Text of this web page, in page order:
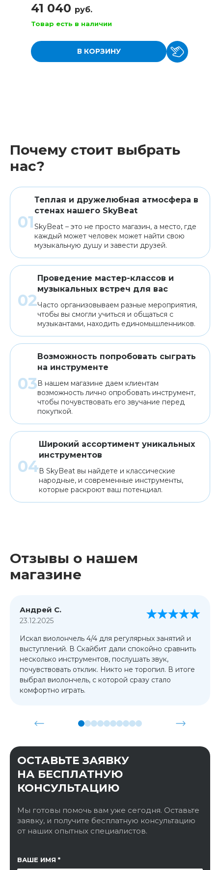
41 040 руб.
Товар есть в наличии
В КОРЗИНУ
Почему стоит выбрать
нас?
Теплая и дружелюбная атмосфера в
стенах нашего SkyBeat
SkyBeat – это не просто магазин, а место, где
каждый может человек может найти свою
музыкальную душу и завести друзей.
Проведение мастер-классов и
музыкальных встреч для вас
Часто организовываем разные мероприятия,
чтобы вы смогли учиться и общаться с
музыкантами, находить единомышленников.
Возможность попробовать сыграть
на инструменте
В нашем магазине даем клиентам
возможность лично опробовать инструмент,
чтобы почувствовать его звучание перед
покупкой.
Широкий ассортимент уникальных
инструментов
В SkyBeat вы найдете и классические
народные, и современные инструменты,
которые раскроют ваш потенциал.
Отзывы о нашем
магазине
Андрей С.
23.12.2025
Искал виолончель 4/4 для регулярных занятий и
выступлений. В Скайбит дали спокойно сравнить
несколько инструментов, послушать звук,
почувствовать отклик. Никто не торопил. В итоге
выбрал виолончель, с которой сразу стало
комфортно играть.
ОСТАВЬТЕ ЗАЯВКУ
НА БЕСПЛАТНУЮ
КОНСУЛЬТАЦИЮ
Мы готовы помочь вам уже сегодня. Оставьте
заявку, и получите бесплатную консультацию
от наших опытных специалистов.
ВАШЕ ИМЯ
ССЫЛКА НА СТРАНИЦУ